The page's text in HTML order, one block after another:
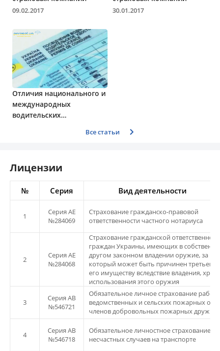
Все статьи
09.02.2017 30.01.2017
Отличия национального и
международных
водительских
Лицензии
№ Серия Вид деятельности
1
Серия АЕ
№284069
Страхование гражданско-правовой
ответственности частного нотариуса
2
Серия АЕ
№284068
Cтрахование гражданской
граждан Украины, имеющих в
другом законном владении оружие, за
который может быть причинен третьему
его имуществу вследствие владения,
использования этого оружия
3
Серия АВ
№546721
Обязательное личное страхование
ведомственных и сельских пожарных
членов добровольных пожарных дружин
4
Серия АВ
№546718
Обязательное личностное страхование от
несчастных случаев на транспорте